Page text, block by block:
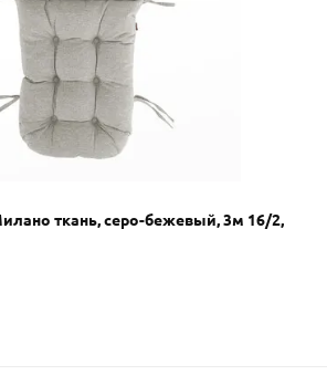
ткань, серо-бежевый, 3м 16/2,